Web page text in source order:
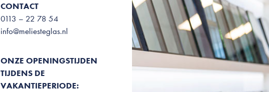
CONTACT
0113 – 22 78 54
info@meliesteglas.nl
ONZE OPENINGSTIJDEN
TIJDENS DE
VAKANTIEPERIODE: